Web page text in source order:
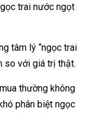
trai nước ngọt
tâm lý “ngọc trai
so với giá trị thật.
thường không
phân biệt ngọc